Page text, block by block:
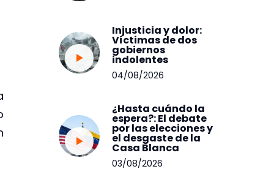
Injusticia y dolor:
Víctimas de dos
gobiernos
indolentes
04/08/2026
¿Hasta cuándo la
espera?: El debate
por las elecciones y
el desgaste de la
Casa Blanca
03/08/2026